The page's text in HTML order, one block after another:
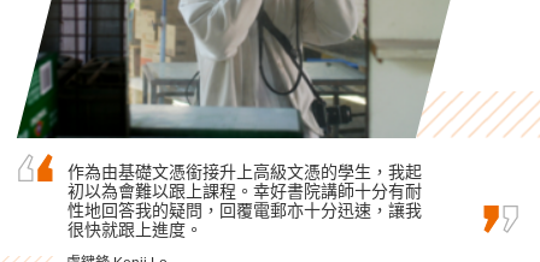
我很感激過去兩年能在HPSHCC學習酒店相關的專
業知識，課堂內容豐富和行業資訊量之大，再加
上寶貴的實習機會，短短兩年就顯著增進了我對
酒店行業的理解。
作為由基礎文憑銜接升上高級文憑的學生，我起
初以為會難以跟上課程。幸好書院講師十分有耐
性地回答我的疑問，回覆電郵亦十分迅速，讓我
很快就跟上進度。
“有見地、有回報、有動力。” 這就是我將如何描
述我在 HPSHCC 的 MHPM…
洪恩 Hung Yan